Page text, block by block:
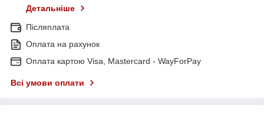
Детальніше
Післяплата
Оплата на рахунок
Оплата картою Visa, Mastercard - WayForPay
Всі умови оплати